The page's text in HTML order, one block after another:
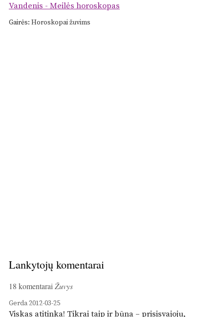
Vandenis - Meilės horoskopas
Gairės: Horoskopai žuvims
Lankytojų komentarai
18 komentarai Žuvys
Gerda2012-03-25
Viskas atitinka! Tikrai taip ir būna – prisisvajoju,